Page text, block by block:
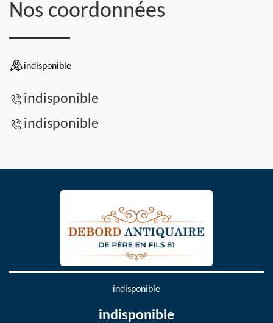
Nos coordonnées
indisponible
indisponible
indisponible
indisponible
indisponible